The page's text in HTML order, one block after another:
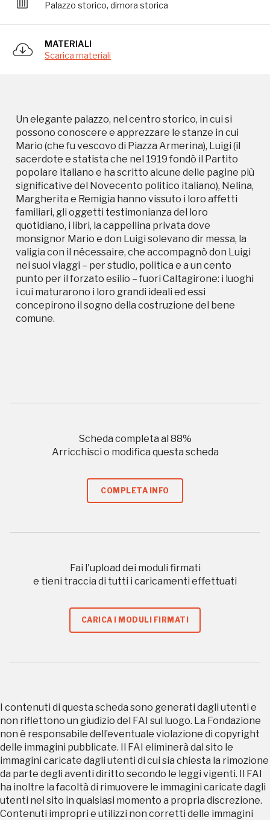
Palazzo storico, dimora storica
MATERIALI
Scarica materiali
Un elegante palazzo, nel centro storico, in cui si
possono conoscere e apprezzare le stanze in cui
Mario (che fu vescovo di Piazza Armerina), Luigi (il
sacerdote e statista che nel 1919 fondò il Partito
popolare italiano e ha scritto alcune delle pagine più
significative del Novecento politico italiano), Nelina,
Margherita e Remigia hanno vissuto i loro affetti
familiari, gli oggetti testimonianza del loro
quotidiano, i libri, la cappellina privata dove
monsignor Mario e don Luigi solevano dir messa, la
valigia con il nécessaire, che accompagnò don Luigi
nei suoi viaggi – per studio, politica e a un cento
punto per il forzato esilio – fuori Caltagirone: i luoghi
i cui maturarono i loro grandi ideali ed essi
concepirono il sogno della costruzione del bene
comune.
Scheda completa al 88%
Arricchisci o modifica questa scheda
COMPLETA INFO
Fai l'upload dei moduli firmati
e tieni traccia di tutti i caricamenti effettuati
CARICA I MODULI FIRMATI
I contenuti di questa scheda sono generati dagli utenti e
non riflettono un giudizio del FAI sul luogo. La Fondazione
non è responsabile dell’eventuale violazione di copyright
delle immagini pubblicate. Il FAI eliminerà dal sito le
immagini caricate dagli utenti di cui sia chiesta la rimozione
da parte degli aventi diritto secondo le leggi vigenti. Il FAI
ha inoltre la facoltà di rimuovere le immagini caricate dagli
utenti nel sito in qualsiasi momento a propria discrezione.
Contenuti impropri e utilizzi non corretti delle immagini
significative del Novecento politico italiano), Nelina,
quotidiano, i libri, la cappellina privata dove
monsignor Mario e don Luigi solevano dir messa, la
i cui maturarono i loro grandi ideali ed essi
concepirono il sogno della costruzione del bene
comune.
luogo
I Luoghi del Cuore
Storico campagne in questo
2016
I Luoghi del Cuore
2016, 2018, 2020, 2022
Registrati alla newsletter